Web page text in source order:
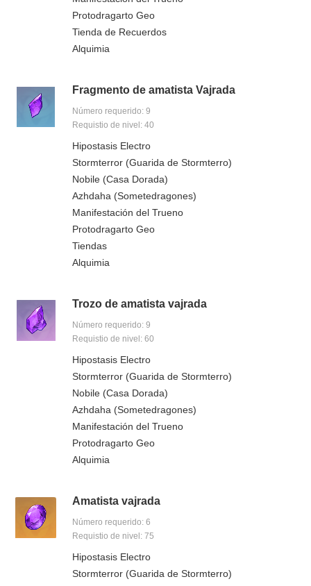
Protodragarto Geo
Tienda de Recuerdos
Alquimia
Fragmento de amatista Vajrada
Número requerido: 9
Requistio de nivel: 40
Hipostasis Electro
Stormterror (Guarida de Stormterro)
Nobile (Casa Dorada)
Azhdaha (Sometedragones)
Manifestación del Trueno
Protodragarto Geo
Tiendas
Alquimia
Trozo de amatista vajrada
Número requerido: 9
Requistio de nivel: 60
Hipostasis Electro
Stormterror (Guarida de Stormterro)
Nobile (Casa Dorada)
Azhdaha (Sometedragones)
Manifestación del Trueno
Protodragarto Geo
Alquimia
Amatista vajrada
Número requerido: 6
Requistio de nivel: 75
Hipostasis Electro
Stormterror (Guarida de Stormterro)